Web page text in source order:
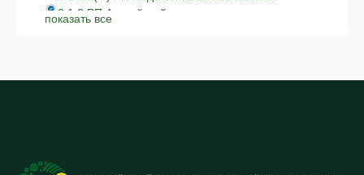
2.1.2 РП Английский язык
продукции животноводства
показать все